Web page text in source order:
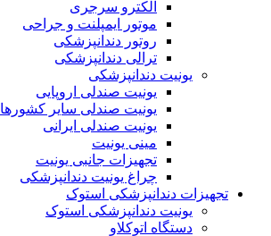
الکترو سرجری
موتور ایمپلنت و جراحی
روتور دندانپزشکی
ترالی دندانپزشکی
یونیت دندانپزشکی
یونیت صندلی اروپایی
یونیت صندلی سایر کشورها
یونیت صندلی ایرانی
مینی یونیت
تجهیزات جانبی یونیت
چراغ یونیت دندانپزشکی
تجهیزات دندانپزشکی استوک
یونیت دندانپزشکی استوک
دستگاه اتوکلاو